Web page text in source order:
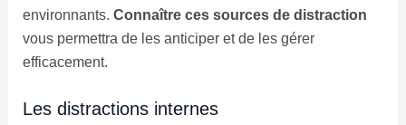
environnants. Connaître ces sources de distraction
vous permettra de les anticiper et de les gérer
efficacement.
Les distractions internes